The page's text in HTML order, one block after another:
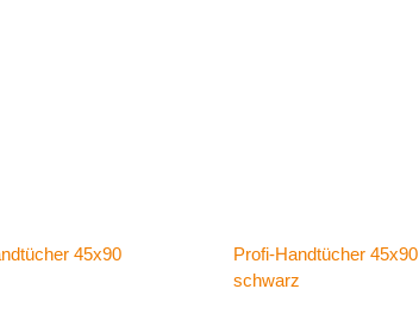
45x90
Profi-Handtücher 45x90
schwarz